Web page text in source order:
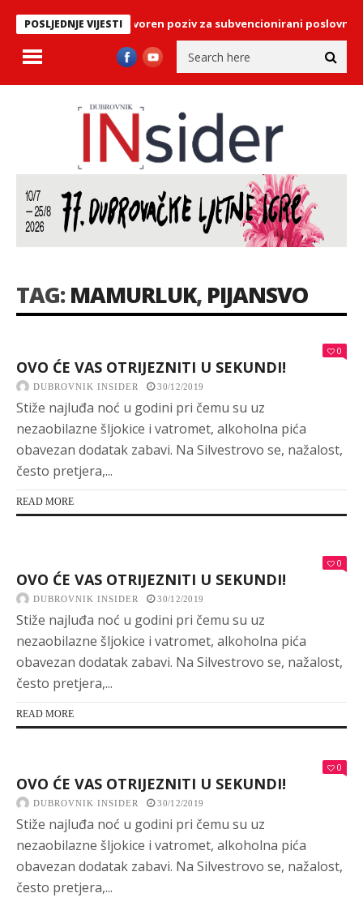
POSLJEDNJE VIJESTI
u Dubrovniku: Otvoren poziv za subvencionirani poslovni
TAG:MAMURLUK, PIJANSVO
0
OVO ĆE VAS OTRIJEZNITI U SEKUNDI!
DUBROVNIK INSIDER 30/12/2019
Stiže najluđa noć u godini pri čemu su uz
nezaobilazne šljokice i vatromet, alkoholna pića
obavezan dodatak zabavi. Na Silvestrovo se, nažalost,
često pretjera,...
READ MORE
0
OVO ĆE VAS OTRIJEZNITI U SEKUNDI!
DUBROVNIK INSIDER 30/12/2019
Stiže najluđa noć u godini pri čemu su uz
nezaobilazne šljokice i vatromet, alkoholna pića
obavezan dodatak zabavi. Na Silvestrovo se, nažalost,
često pretjera,...
READ MORE
0
OVO ĆE VAS OTRIJEZNITI U SEKUNDI!
DUBROVNIK INSIDER 30/12/2019
Stiže najluđa noć u godini pri čemu su uz
nezaobilazne šljokice i vatromet, alkoholna pića
obavezan dodatak zabavi. Na Silvestrovo se, nažalost,
često pretjera,...